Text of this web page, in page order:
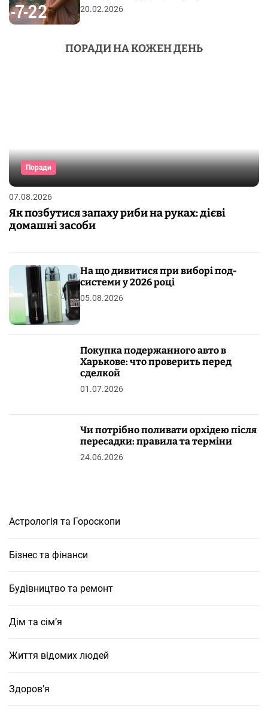
20.02.2026
ПОРАДИ НА КОЖЕН ДЕНЬ
Поради
07.08.2026
Як позбутися запаху риби на руках: дієві
домашні засоби
На що дивитися при виборі под-
системи у 2026 році
05.08.2026
Покупка подержанного авто в
Харькове: что проверить перед
сделкой
01.07.2026
Чи потрібно поливати орхідею після
пересадки: правила та терміни
24.06.2026
Астрологія та Гороскопи
Бізнес та фінанси
Будівництво та ремонт
Дім та сім’я
Життя відомих людей
Здоров’я